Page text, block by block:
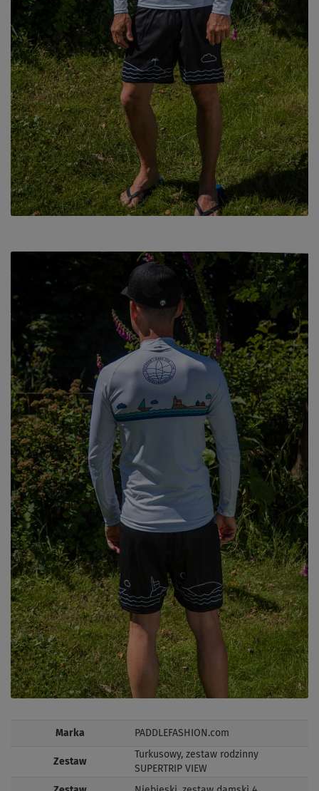
Marka PADDLEFASHION.com
Zestaw
Turkusowy, zestaw rodzinny
SUPERTRIP VIEW